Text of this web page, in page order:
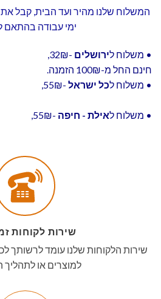
ימי עבודה בהתאם
• משלוח לירושלים -32₪,
חינם החל מ-100₪ הזמנה.
• משלוח לכל ישראל -55₪,
• משלוח לאילת - חיפה -55₪,
שירות לקוחות
שירות הלקוחות שלנו עומד לרשותך
למוצרים או לתהליך